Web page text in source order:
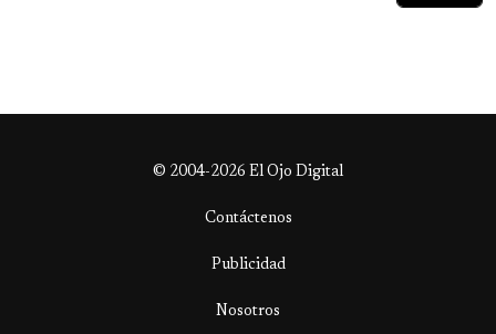
© 2004-2026 El Ojo Digital
Contáctenos
Publicidad
Nosotros